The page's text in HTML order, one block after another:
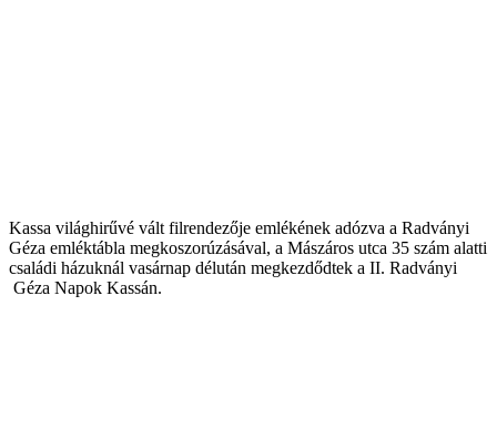
Kassa világhirűvé vált filrendezője emlékének adózva a Radványi
Géza emléktábla megkoszorúzásával, a Mászáros utca 35 szám alatti
családi házuknál vasárnap délután megkezdődtek a II. Radványi
Géza Napok Kassán.